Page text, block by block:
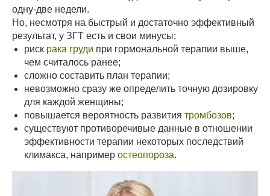
одну-две недели.
Но, несмотря на быстрый и достаточно эффективный
результат, у ЗГТ есть и свои минусы:
риск рака груди при гормональной терапии выше,
чем считалось ранее;
сложно составить план терапии;
невозможно сразу же определить точную дозировку
для каждой женщины;
повышается вероятность развития тромбозов;
существуют противоречивые данные в отношении
эффективности терапии некоторых последствий
климакса, например остеопороза.